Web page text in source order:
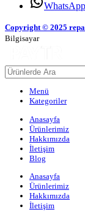
WhatsApp
Copyright © 2025
Bilgisayar
Menü
Kategoriler
Anasayfa
Ürünlerimiz
Hakkımızda
İletişim
Blog
Anasayfa
Ürünlerimiz
Hakkımızda
İletişim